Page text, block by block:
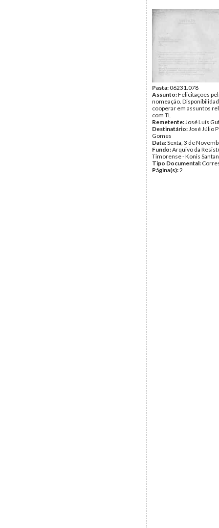
Pasta:06231.078
Assunto:Felicitações
nomeação.
cooperar em assuntos
com TL
Remetente:José Luís
Destinatário:José Júlio
Gomes
Data:Sexta, 3 de
Fundo:Arquivo da
Timorense - Konis
Tipo Documental:
Página(s):2